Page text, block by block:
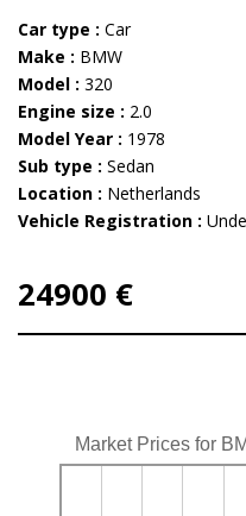
Car type : Car
Make : BMW
Model : 320
Engine size : 2.0
Model Year : 1978
Sub type : Sedan
Location : Netherlands
Vehicle Registration :
24900 €
Market Prices for